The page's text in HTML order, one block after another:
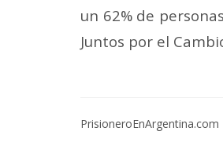
un 62% de
Juntos por el
PrisioneroEnArgentina.com